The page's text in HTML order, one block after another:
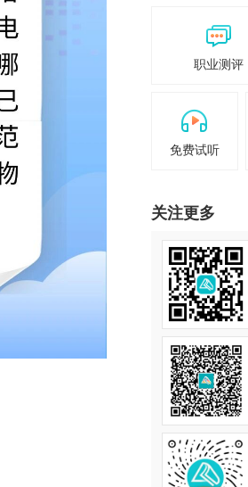
职业测评
免费试听
关注更多